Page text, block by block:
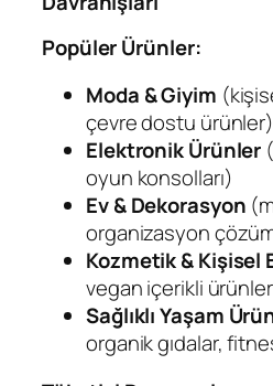
Popüler Ürünler:
Moda & Giyim
çevre dostu ürünler)
Elektronik Ürünler
oyun konsolları)
Ev & Dekorasyon
organizasyon
Kozmetik & Kişisel
vegan içerikli
Sağlıklı Yaşam
organik gıdalar,